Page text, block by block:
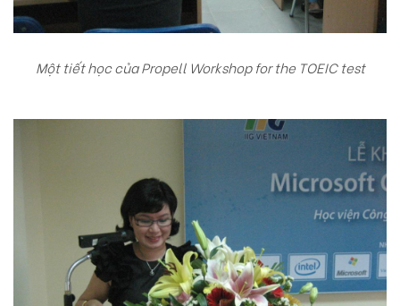
Một tiết học của Propell Workshop for the TOEIC test